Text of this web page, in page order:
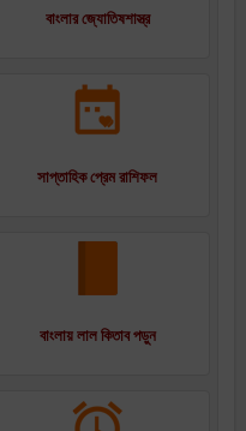
বাংলার জ্যোতিষশাস্ত্র
সাপ্তাহিক প্রেম রাশিফল
বাংলায় লাল কিতাব পড়ুন